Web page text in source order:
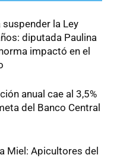
suspender la Ley
diputada Paulina
impactó en el
anual cae al 3,5%
del Banco Central
Miel: Apicultores del